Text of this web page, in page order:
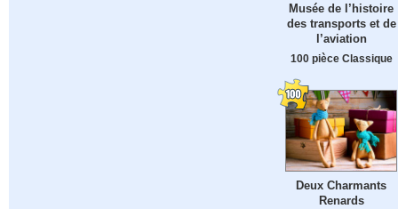
Musée de l’histoire
des transports et de
l’aviation
100 pièce Classique
Deux Charmants
Renards